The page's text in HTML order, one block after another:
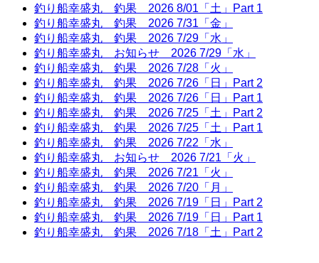
釣り船幸盛丸 釣果 2026 8/01「土」Part 1
釣り船幸盛丸 釣果 2026 7/31「金」
釣り船幸盛丸 釣果 2026 7/29「水」
釣り船幸盛丸 お知らせ 2026 7/29「水」
釣り船幸盛丸 釣果 2026 7/28「火」
釣り船幸盛丸 釣果 2026 7/26「日」Part 2
釣り船幸盛丸 釣果 2026 7/26「日」Part 1
釣り船幸盛丸 釣果 2026 7/25「土」Part 2
釣り船幸盛丸 釣果 2026 7/25「土」Part 1
釣り船幸盛丸 釣果 2026 7/22「水」
釣り船幸盛丸 お知らせ 2026 7/21「火」
釣り船幸盛丸 釣果 2026 7/21「火」
釣り船幸盛丸 釣果 2026 7/20「月」
釣り船幸盛丸 釣果 2026 7/19「日」Part 2
釣り船幸盛丸 釣果 2026 7/19「日」Part 1
釣り船幸盛丸 釣果 2026 7/18「土」Part 2